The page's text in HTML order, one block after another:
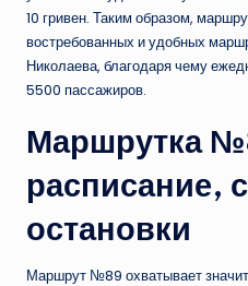
10 гривен. Таким образом,
востребованных и удобных
Николаева, благодаря чему
5500 пассажиров.
Маршрутка
расписание,
остановки
Маршрут №89 охватывает